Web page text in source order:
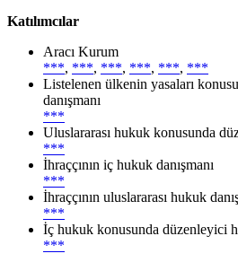
Katılımcılar
Aracı Kurum
***, ***, ***, ***, ***, ***
Listelenen ülkenin yasaları
danışmanı
***
Uluslararası hukuk konusunda
***
İhraççının iç hukuk danışmanı
***
İhraççının uluslararası hukuk
***
İç hukuk konusunda düzenleyici
***